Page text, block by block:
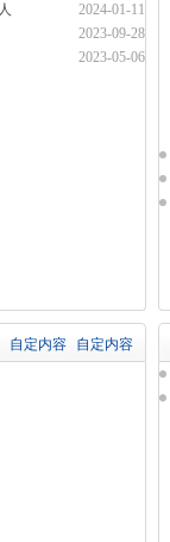
2024-01-11
2023-09-28
2023-05-06
自定内容 自定内容